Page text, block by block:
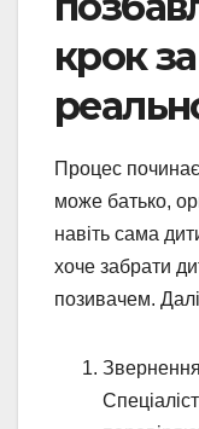
крок
Процес
може батько,
навіть сама
хоче забрати
позивачем.